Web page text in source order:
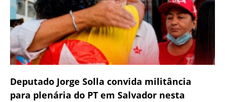
Deputado Jorge Solla convida militância
para plenária do PT em Salvador nesta